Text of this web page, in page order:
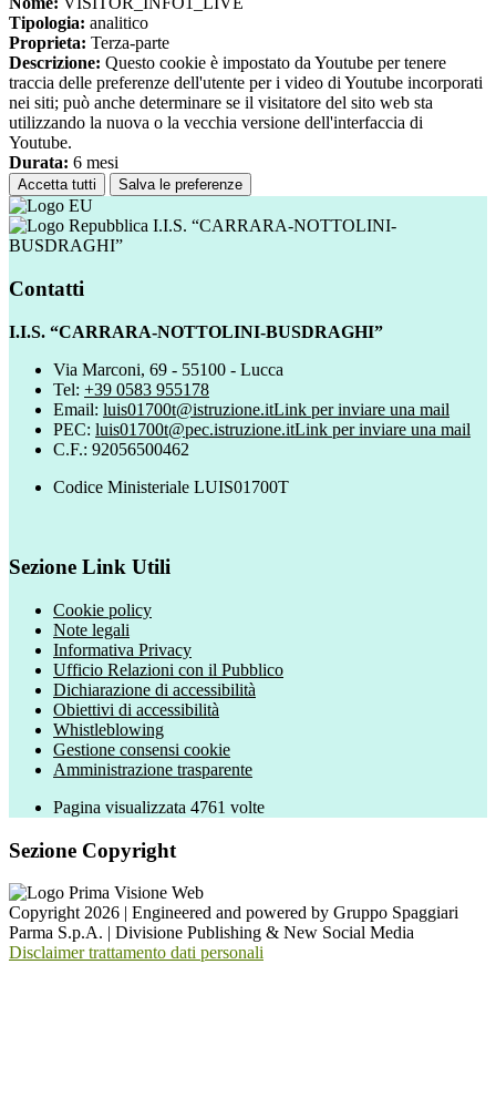
Tipologia: analitico
Proprieta: Terza-parte
Descrizione: Questo cookie è impostato da Youtube per tenere
traccia delle preferenze dell'utente per i video di Youtube incorporati
nei siti; può anche determinare se il visitatore del sito web sta
utilizzando la nuova o la vecchia versione dell'interfaccia di
Youtube.
Durata: 6 mesi
Accetta tutti Salva le preferenze
I.I.S. “CARRARA-NOTTOLINI-
BUSDRAGHI”
Contatti
I.I.S. “CARRARA-NOTTOLINI-BUSDRAGHI”
Via Marconi, 69 - 55100 - Lucca
Tel: +39 0583 955178
Email: luis01700t@istruzione.itLink per inviare una mail
PEC: luis01700t@pec.istruzione.itLink per inviare una mail
C.F.: 92056500462
Codice Ministeriale LUIS01700T
Sezione Link Utili
Cookie policy
Note legali
Informativa Privacy
Ufficio Relazioni con il Pubblico
Dichiarazione di accessibilità
Obiettivi di accessibilità
Whistleblowing
Gestione consensi cookie
Amministrazione trasparente
Pagina visualizzata 4761 volte
Sezione Copyright
Copyright 2026 | Engineered and powered by Gruppo Spaggiari
Parma S.p.A. | Divisione Publishing & New Social Media
Disclaimer trattamento dati personali